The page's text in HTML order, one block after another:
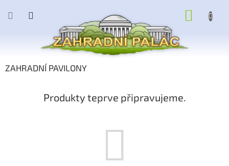
ZAHRADNÍ PAVILONY
Produkty teprve připravujeme.